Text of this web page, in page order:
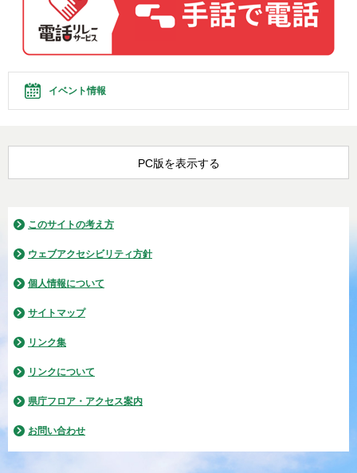
イベント情報
PC版を表示する
このサイトの考え方
ウェブアクセシビリティ方針
個人情報について
サイトマップ
リンク集
リンクについて
県庁フロア・アクセス案内
お問い合わせ